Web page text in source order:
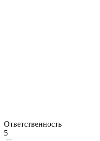
Ответственность
5